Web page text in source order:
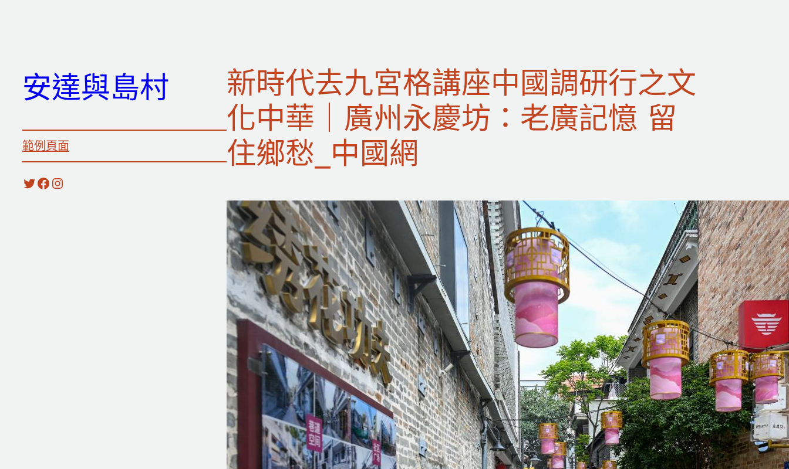
安達與島村
範例頁面
X Facebook Instagram
新時代去九宮格講座中國調研行之文
化中華｜廣州永慶坊：老廣記憶 留
住鄉愁_中國網